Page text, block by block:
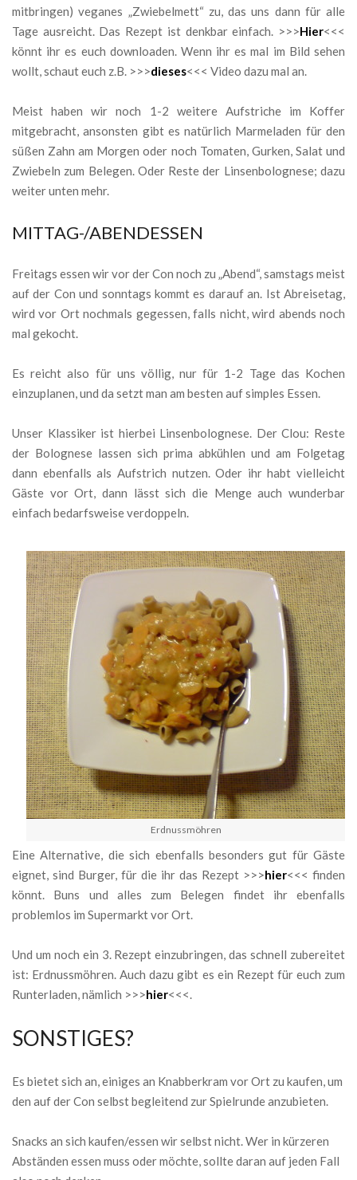
mitbringen) veganes „Zwiebelmett“ zu, das uns dann für alle
Tage ausreicht. Das Rezept ist denkbar einfach. >>>Hier<<<
könnt ihr es euch downloaden. Wenn ihr es mal im Bild sehen
wollt, schaut euch z.B. >>>dieses<<< Video dazu mal an.
Meist haben wir noch 1-2 weitere Aufstriche im Koffer
mitgebracht, ansonsten gibt es natürlich Marmeladen für den
süßen Zahn am Morgen oder noch Tomaten, Gurken, Salat und
Zwiebeln zum Belegen. Oder Reste der Linsenbolognese; dazu
weiter unten mehr.
MITTAG-/ABENDESSEN
Freitags essen wir vor der Con noch zu „Abend“, samstags meist
auf der Con und sonntags kommt es darauf an. Ist Abreisetag,
wird vor Ort nochmals gegessen, falls nicht, wird abends noch
mal gekocht.
Es reicht also für uns völlig, nur für 1-2 Tage das Kochen
einzuplanen, und da setzt man am besten auf simples Essen.
Unser Klassiker ist hierbei Linsenbolognese. Der Clou: Reste
der Bolognese lassen sich prima abkühlen und am Folgetag
dann ebenfalls als Aufstrich nutzen. Oder ihr habt vielleicht
Gäste vor Ort, dann lässt sich die Menge auch wunderbar
einfach bedarfsweise verdoppeln.
Erdnussmöhren
Eine Alternative, die sich ebenfalls besonders gut für Gäste
eignet, sind Burger, für die ihr das Rezept >>>hier<<< finden
könnt. Buns und alles zum Belegen findet ihr ebenfalls
problemlos im Supermarkt vor Ort.
Und um noch ein 3. Rezept einzubringen, das schnell zubereitet
ist: Erdnussmöhren. Auch dazu gibt es ein Rezept für euch zum
Runterladen, nämlich >>>hier<<<.
SONSTIGES?
Es bietet sich an, einiges an Knabberkram vor Ort zu kaufen, um
den auf der Con selbst begleitend zur Spielrunde anzubieten.
Snacks an sich kaufen/essen wir selbst nicht. Wer in kürzeren
Abständen essen muss oder möchte, sollte daran auf jeden Fall